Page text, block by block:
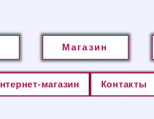
Магазин
магазин Контакты